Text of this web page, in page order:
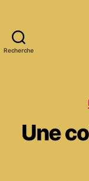
Recherche
Une